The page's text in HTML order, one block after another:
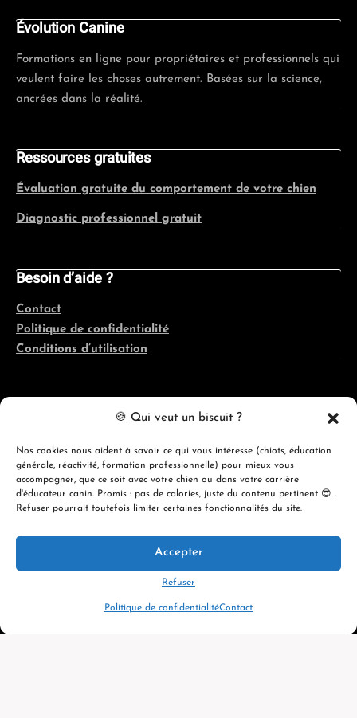
🍪 Qui veut un biscuit ?
Nos cookies nous aident à savoir ce qui vous intéresse (chiots, éducation
générale, réactivité, formation professionnelle) pour mieux vous
accompagner, que ce soit avec votre chien ou dans votre carrière
d'éducateur canin. Promis : pas de calories, juste du contenu pertinent 😎 .
Refuser pourrait toutefois limiter certaines fonctionnalités du site.
Accepter
Refuser
Politique de confidentialitéContact
Évolution Canine
Formations en ligne pour propriétaires et professionnels qui
veulent faire les choses autrement. Basées sur la science,
ancrées dans la réalité.
Ressources gratuites
Évaluation gratuite du comportement de votre chien
Diagnostic professionnel gratuit
Besoin d’aide ?
Contact
Politique de confidentialité
Conditions d’utilisation
info@evolutioncanine.ca
© 2026 ÉVOLUTION CANINE ACADÉMIE